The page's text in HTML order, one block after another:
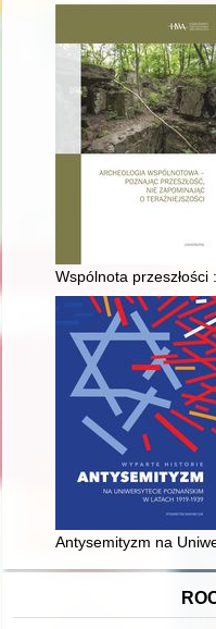
Wspólnota
Antysemityzm na